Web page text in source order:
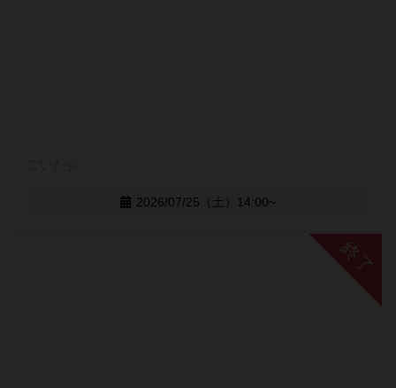
2026/07/25（土）14:00~
終了